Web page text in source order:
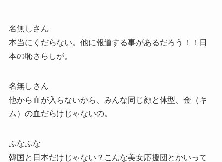
名無しさん
本当にくだらない。他に報道する事があるだろう！！日
本の恥さらしが。
名無しさん
他から血が入らないから、みんな同じ顔と体型、金（キ
ム）の血だらけじゃないの。
ふなふな
韓国と日本だけじゃない？こんな美女応援団とかいって